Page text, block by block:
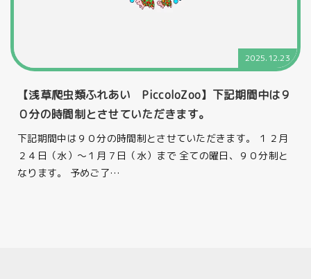
2025.12.23
【浅草爬虫類ふれあい PiccoloZoo】下記期間中は９
０分の時間制とさせていただきます。
下記期間中は９０分の時間制とさせていただきます。 １２月
２４日（水）～１月７日（水）まで 全ての曜日、９０分制と
なります。 予めご了…